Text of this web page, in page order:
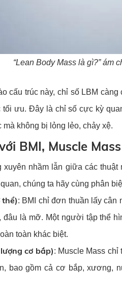
“Lean Body Mass là gì?” ám
cấu trúc này, chỉ số LBM
ưu. Đây là chỉ số cực kỳ
mà không bị lỏng lẻo, chảy xệ.
BMI, Muscle
nhầm lẫn giữa các
chúng ta hãy cùng phân
thể): BMI chỉ đơn thuần lấy cân
là mỡ. Một người tập thể
toàn khác biệt.
cơ bắp): Muscle Mass
bao gồm cả cơ bắp, xương,